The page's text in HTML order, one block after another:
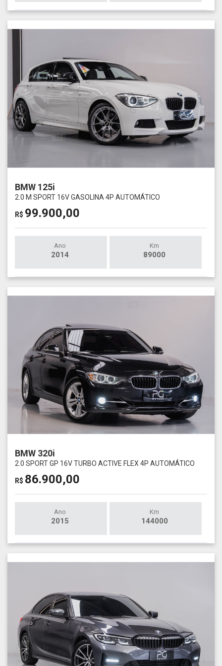
BMW 125i
2.0 M SPORT 16V GASOLINA 4P AUTOMÁTICO
R$ 99.900,00
Ano
2014
Km
89000
BMW 320i
2.0 SPORT GP 16V TURBO ACTIVE FLEX 4P AUTOMÁTICO
R$ 86.900,00
Ano
2015
Km
144000